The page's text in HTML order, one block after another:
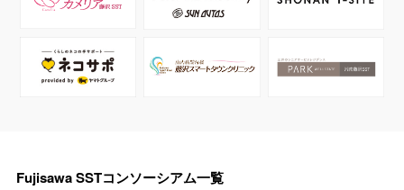
Fujisawa SSTコンソーシアム一覧